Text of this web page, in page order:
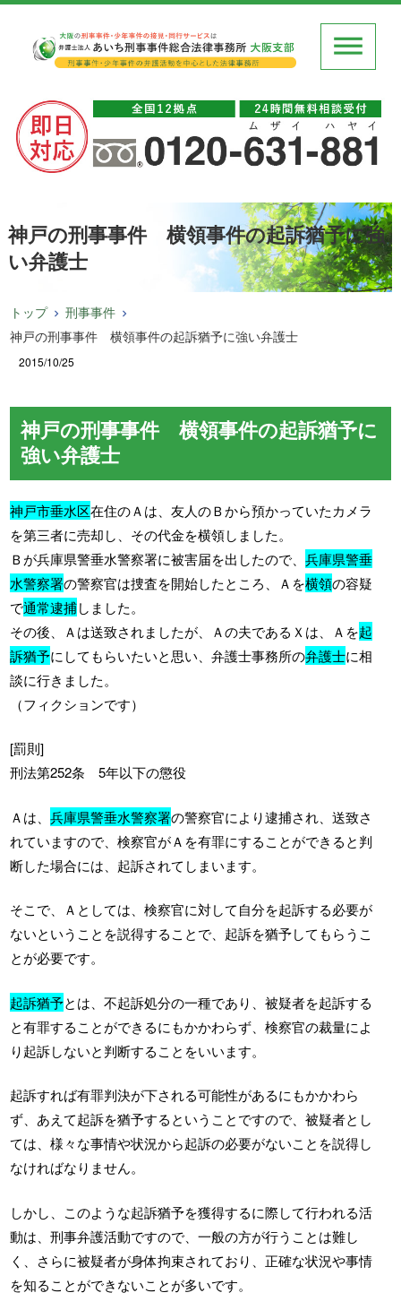
神戸の刑事事件 横領事件の起訴猶予に強
い弁護士
トップ
刑事事件
神戸の刑事事件 横領事件の起訴猶予に強い弁護士
2015/10/25
神戸の刑事事件 横領事件の起訴猶予に
強い弁護士
神戸市垂水区在住のＡは、友人のＢから預かっていたカメラ
を第三者に売却し、その代金を横領しました。
Ｂが兵庫県警垂水警察署に被害届を出したので、兵庫県警垂
水警察署の警察官は捜査を開始したところ、Ａを横領の容疑
で通常逮捕しました。
その後、Ａは送致されましたが、Ａの夫であるＸは、Ａを起
訴猶予にしてもらいたいと思い、弁護士事務所の弁護士に相
談に行きました。
（フィクションです）
[罰則]
刑法第252条 5年以下の懲役
Ａは、兵庫県警垂水警察署の警察官により逮捕され、送致さ
れていますので、検察官がＡを有罪にすることができると判
断した場合には、起訴されてしまいます。
そこで、Ａとしては、検察官に対して自分を起訴する必要が
ないということを説得することで、起訴を猶予してもらうこ
とが必要です。
起訴猶予とは、不起訴処分の一種であり、被疑者を起訴する
と有罪することができるにもかかわらず、検察官の裁量によ
り起訴しないと判断することをいいます。
起訴すれば有罪判決が下される可能性があるにもかかわら
ず、あえて起訴を猶予するということですので、被疑者とし
ては、様々な事情や状況から起訴の必要がないことを説得し
なければなりません。
しかし、このような起訴猶予を獲得するに際して行われる活
動は、刑事弁護活動ですので、一般の方が行うことは難し
く、さらに被疑者が身体拘束されており、正確な状況や事情
を知ることができないことが多いです。